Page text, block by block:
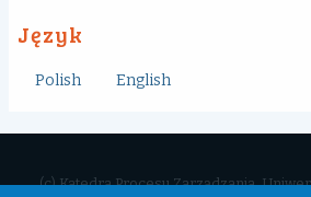
Język
Polish English
(c) Katedra Procesu Zarządzania,